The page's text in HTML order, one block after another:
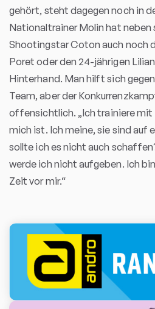
gehört, steht dagegen noch in
Nationaltrainer Molin hat neben
Shootingstar Coton auch noch
Poret oder den 24-jährigen
Hinterhand. Man hilft sich
Team, aber der
offensichtlich. „Ich trainiere mit
mich ist. Ich meine, sie sind auf
sollte ich es nicht auch
werde ich nicht aufgeben. Ich
Zeit vor mir.“